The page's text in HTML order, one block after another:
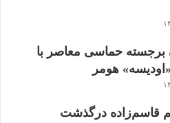
برجسته حماسی معاصر با
«اودیسه» هومر
قاسم‌زاده درگذشت